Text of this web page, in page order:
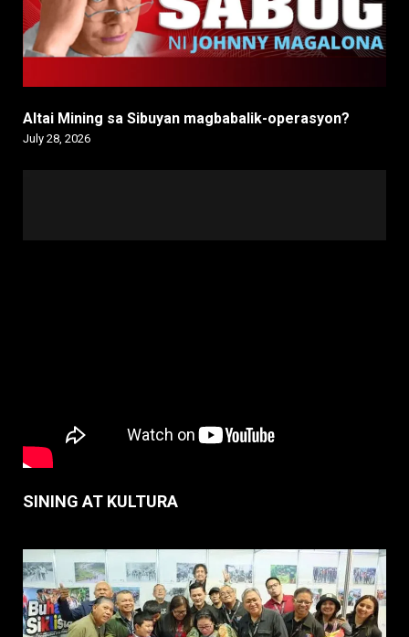
Altai Mining sa Sibuyan magbabalik-operasyon?
July 28, 2026
SINING AT KULTURA